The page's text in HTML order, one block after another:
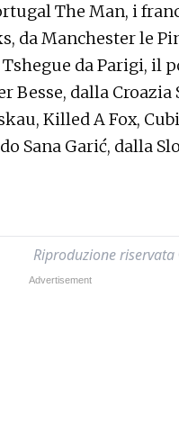
The Man, i
da Manchester le
da Parigi, il
Besse, dalla Croazia
Killed A Fox,
Sana Garić, dalla
Riproduzione